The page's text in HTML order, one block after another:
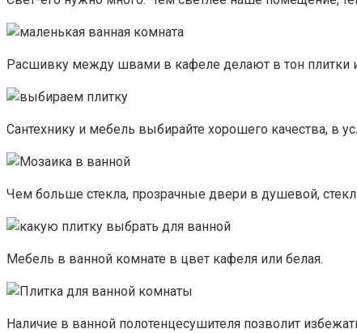
Расшивку между швами в кафеле делают в тон плитки
Сантехнику и мебель выбирайте хорошего качества, в
Чем больше стекла, прозрачные двери в душевой,
Мебель в ванной комнате в цвет кафеля или белая.
Наличие в ванной полотенцесушителя позволит